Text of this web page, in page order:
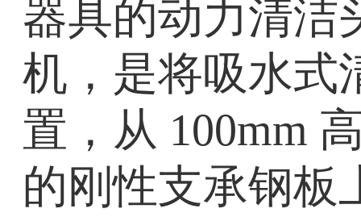
器具的动力清洁
机，是将吸水式
置，从 100mm
的刚性支承钢板